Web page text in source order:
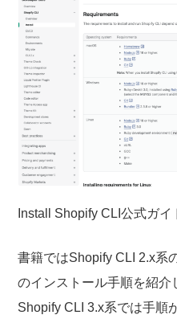
Install Shopify CLI公式ガイ
書籍ではShopify CLI 2.x系
のインストール手順を紹
Shopify CLI 3.x系では手順